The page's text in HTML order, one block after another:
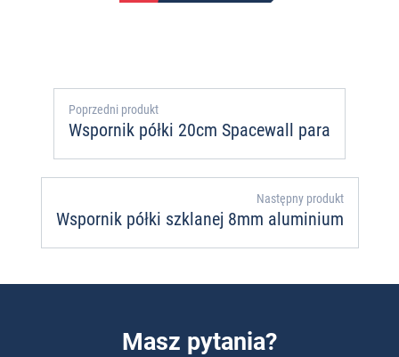
Poprzedni produkt
Wspornik półki 20cm Spacewall para
Następny produkt
Wspornik półki szklanej 8mm aluminium
Masz pytania?